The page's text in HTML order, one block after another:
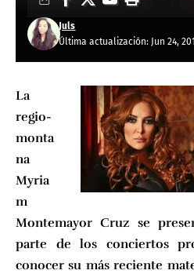
Última actualización: Jun 24,
Juls
La
regio-
monta
na
Myria
m
Montemayor Cruz se
parte de los conciertos
conocer su más reciente